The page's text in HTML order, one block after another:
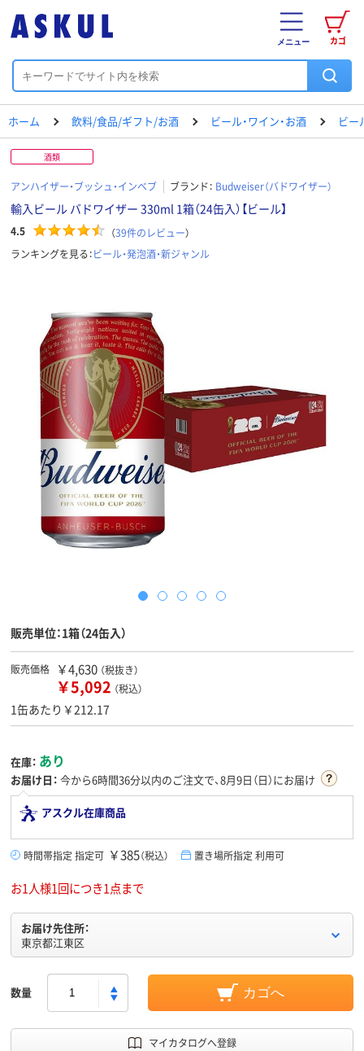
カゴ
メニュー
ホーム 飲料/食品/ギフト/お酒 ビール・ワイン・お酒 ビー
酒類
アンハイザー・ブッシュ・インベブ ブランド： Budweiser（バドワイザー）
輸入ビール バドワイザー 330ml 1箱（24缶入）【ビール】
4.5 （39件のレビュー）
ランキングを見る：ビール・発泡酒・新ジャンル
販売単位：1箱（24缶入）
販売価格 ￥4,630 （税抜き）
￥5,092 （税込）
1缶あたり￥212.17
在庫： あり
お届け日： 今から6時間36分以内のご注文で、8月9日（日）にお届け
アスクル在庫商品
時間帯指定 指定可 ￥385（税込） 置き場所指定 利用可
お1人様1回につき1点まで
お届け先住所：
東京都江東区
数量 カゴへ
マイカタログへ登録